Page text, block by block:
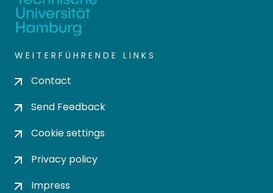
WEITERFÜHRENDE LINKS
Contact
Send Feedback
Cookie settings
Privacy policy
Impress